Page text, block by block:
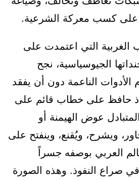
على كسب معركة الشرعية.
التي اعتمدت على
الجيوسياسية، نجح
الناعمة دون أن يفقد
حافظ على خطاب قائم على
عوض الهيمنة أو
ويشرح، ويُقنع، وينفتح على
العربي بوصفه جسراً
صراع النفوذ. وهذه الصورة